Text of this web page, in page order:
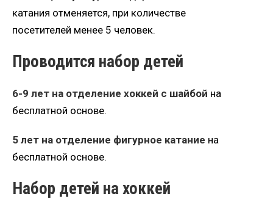
катания отменяется, при количестве
посетителей менее 5 человек.
Проводится набор детей
6-9 лет на отделение хоккей с шайбой на
бесплатной основе.
5 лет на отделение фигурное катание на
бесплатной основе.
Набор детей на хоккей